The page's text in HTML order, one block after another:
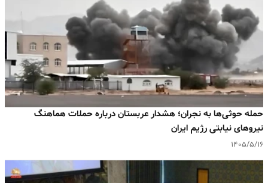
حمله حوثی‌ها به نجران؛ هشدار عربستان درباره حملات هماهنگ
نیروهای نیابتی رژیم ایران
۱۴۰۵/۵/۱۶